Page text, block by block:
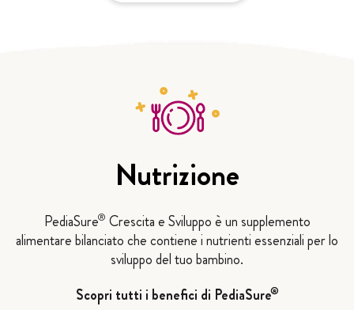
Nutrizione
PediaSure® Crescita e Sviluppo è un supplemento
alimentare bilanciato che contiene i nutrienti essenziali per lo
sviluppo del tuo bambino.
Scopri tutti i benefici di PediaSure®